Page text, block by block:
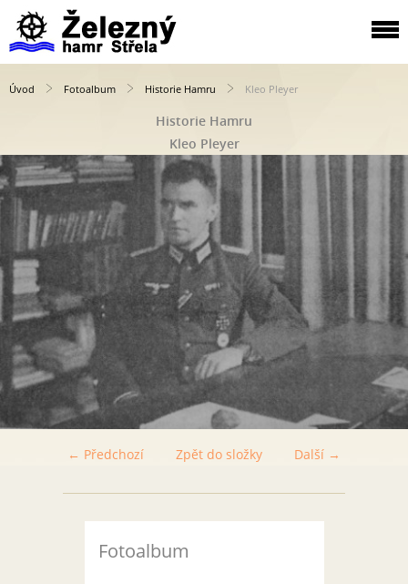
Úvod Fotoalbum Historie Hamru Kleo Pleyer
Historie Hamru
Kleo Pleyer
← Předchozí Další →
Zpět do složky
Fotoalbum